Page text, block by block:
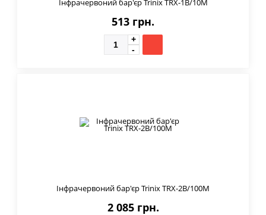
Інфрачервоний бар'єр Trinix TRX-1B/10M
513 грн.
Інфрачервоний бар'єр Trinix TRX-2B/100M
2 085 грн.